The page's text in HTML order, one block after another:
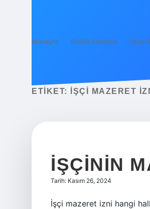
Anasayfa Gizlilik Politikası Yasal
ETIKET: İŞÇI MAZERET
İŞÇININ
Tarih: Kasım 26, 2024
İşçi mazeret izni hangi